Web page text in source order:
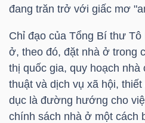
đang trăn trở với giấc mơ
Chỉ đạo của Tổng Bí thư
ở, theo đó, đặt nhà ở trong
thị quốc gia, quy hoạch
thuật và dịch vụ xã hội,
dục là đường hướng cho
chính sách nhà ở một cách
DƯƠNG
TÀI
CHÍNH